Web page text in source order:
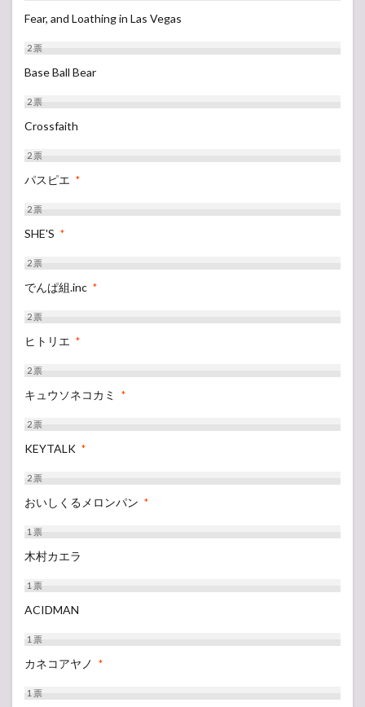
Fear, and Loathing in Las Vegas
2票
Base Ball Bear
2票
Crossfaith
2票
パスピエ *
2票
SHE'S *
2票
でんぱ組.inc *
2票
ヒトリエ *
2票
キュウソネコカミ *
2票
KEYTALK *
2票
おいしくるメロンパン *
1票
木村カエラ
1票
ACIDMAN
1票
カネコアヤノ *
1票